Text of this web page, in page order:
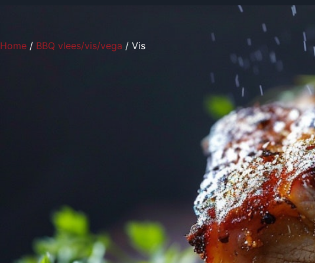
Home / BBQ vlees/vis/vega / Vis